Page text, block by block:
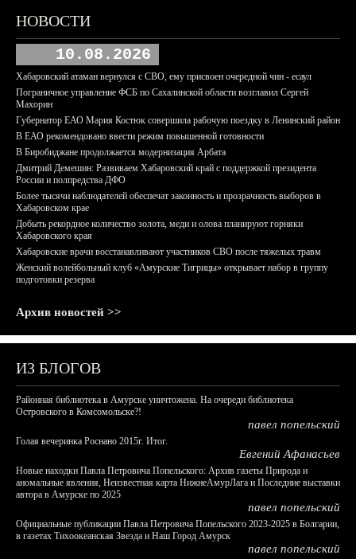
НОВОСТИ
10.08.2026
Хабаровский атаман вернулся с СВО, ему присвоен очередной чин - есаул
Пограничное управление ФСБ по Сахалинской области возглавил Сергей
Махорин
Губернатор ЕАО Мария Костюк совершила рабочую поездку в Ленинский район
В ЕАО рекомендовано ввести режим повышенной готовности
В Биробиджане продолжается модернизация Арбата
Дмитрий Демешин: Развиваем Хабаровский край с поддержкой президента
России и полпредства ДФО
Более тысячи наблюдателей обеспечат законность и прозрачность выборов в
Хабаровском крае
Добыть рекордное количество золота, меди и олова планируют горняки
Хабаровского края
Хабаровские врачи восстанавливают участников СВО после тяжелых травм
Женский волейбольный клуб «Амурские Тигрицы» открывает набор в группу
подготовки резерва
Архив новостей >>
ИЗ БЛОГОВ
Районная библиотека в Амурске уничтожена. На очереди библиотека
Островского в Комсомольске?!
павел попельский
Голая вечеринка Роснано 2015г. Итог.
Евгений Афанасьев
Новые находки Павла Петровича Попельского: Архив газеты Природа и
аномальные явления, Неизвестная карта НижнеАмурЛага и Последние выставки
автора в Амурске по 2025
павел попельский
Официальные публикации Павла Петровича Попельского 2023-2025 в Болгарии,
в газетах Тихоокеанская Звезда и Наш Город Амурск
павел попельский